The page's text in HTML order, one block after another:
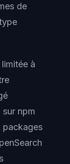
de
à
npm
packages